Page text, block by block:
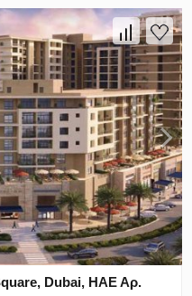
Dubai, ΗΑΕ Αρ.